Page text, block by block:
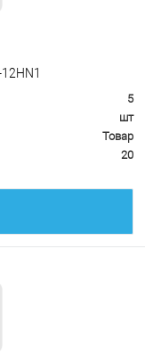
5
шт
Товар
20